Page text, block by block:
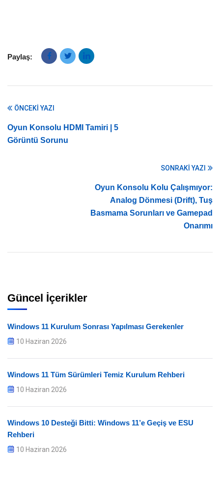
Paylaş:
ÖNCEKI YAZI
Oyun Konsolu HDMI Tamiri | 5
Görüntü Sorunu
SONRAKI YAZI
Oyun Konsolu Kolu Çalışmıyor:
Analog Dönmesi (Drift), Tuş
Basmama Sorunları ve Gamepad
Onarımı
Güncel İçerikler
Windows 11 Kurulum Sonrası Yapılması Gerekenler
10 Haziran 2026
Windows 11 Tüm Sürümleri Temiz Kurulum Rehberi
10 Haziran 2026
Windows 10 Desteği Bitti: Windows 11’e Geçiş ve ESU
Rehberi
10 Haziran 2026